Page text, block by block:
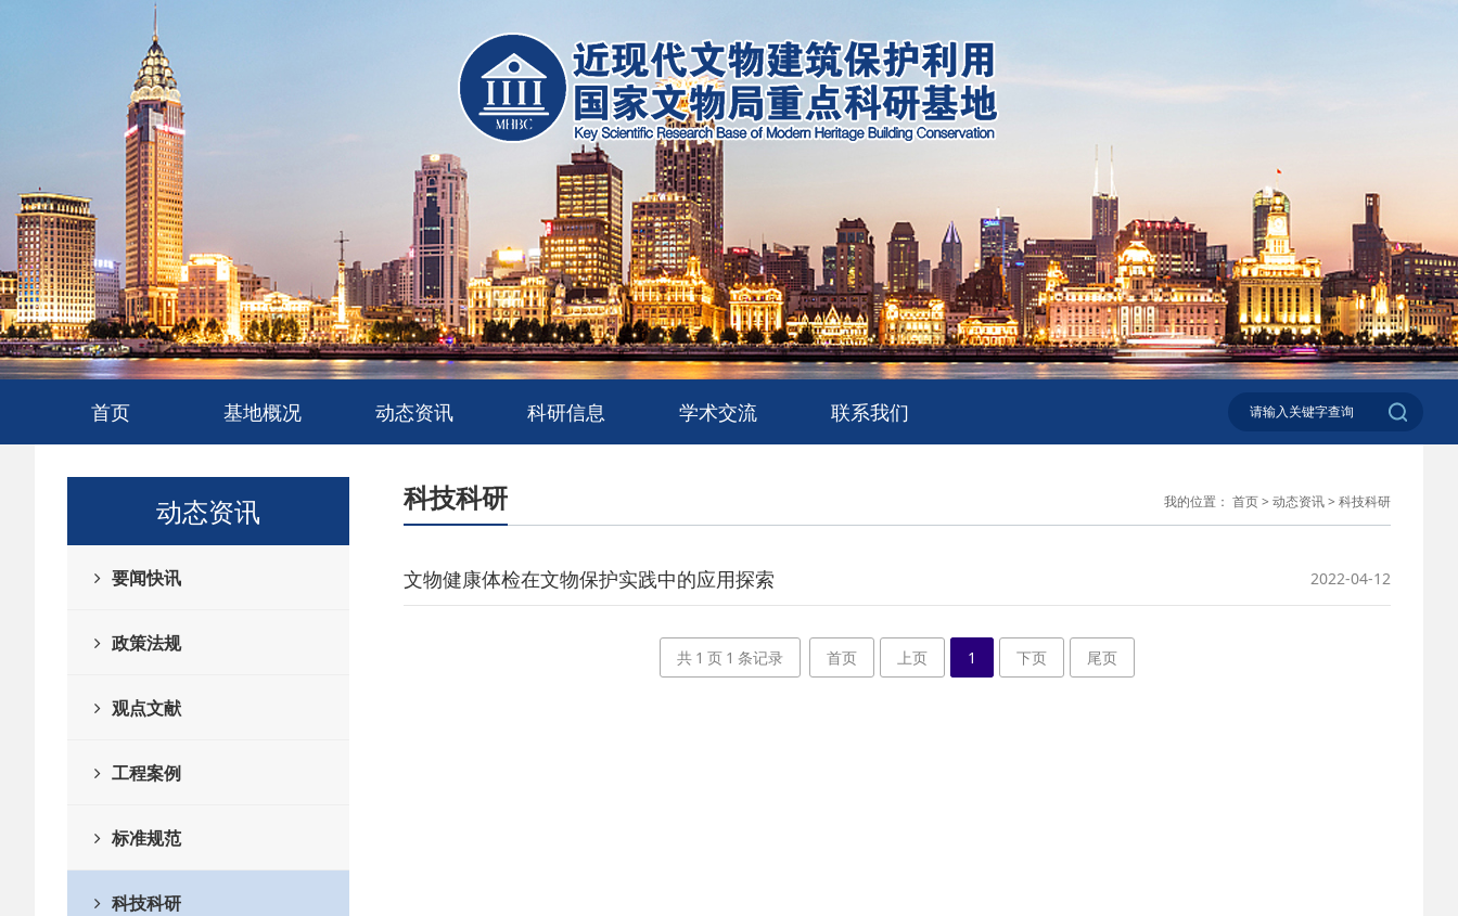
首页 基地概况 动态资讯 科研信息 学术交流 联系我们
动态资讯
要闻快讯
政策法规
观点文献
工程案例
标准规范
科技科研
科技科研 我的位置： 首页> 动态资讯> 科技科研
文物健康体检在文物保护实践中的应用探索 2022-04-12
共 1 页 1 条记录 首页 上页 1 下页 尾页